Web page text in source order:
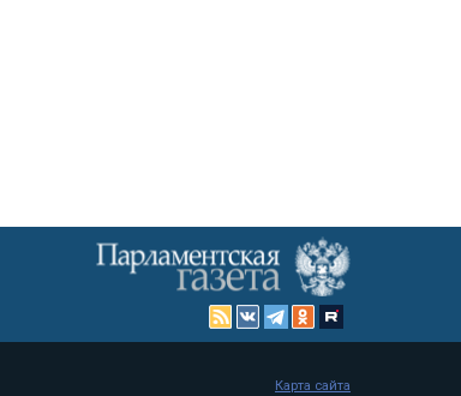
Карта сайта